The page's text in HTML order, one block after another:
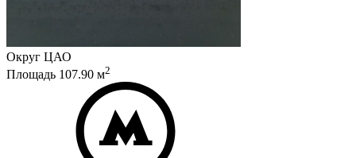
Округ ЦАО
Площадь 107.90 м2